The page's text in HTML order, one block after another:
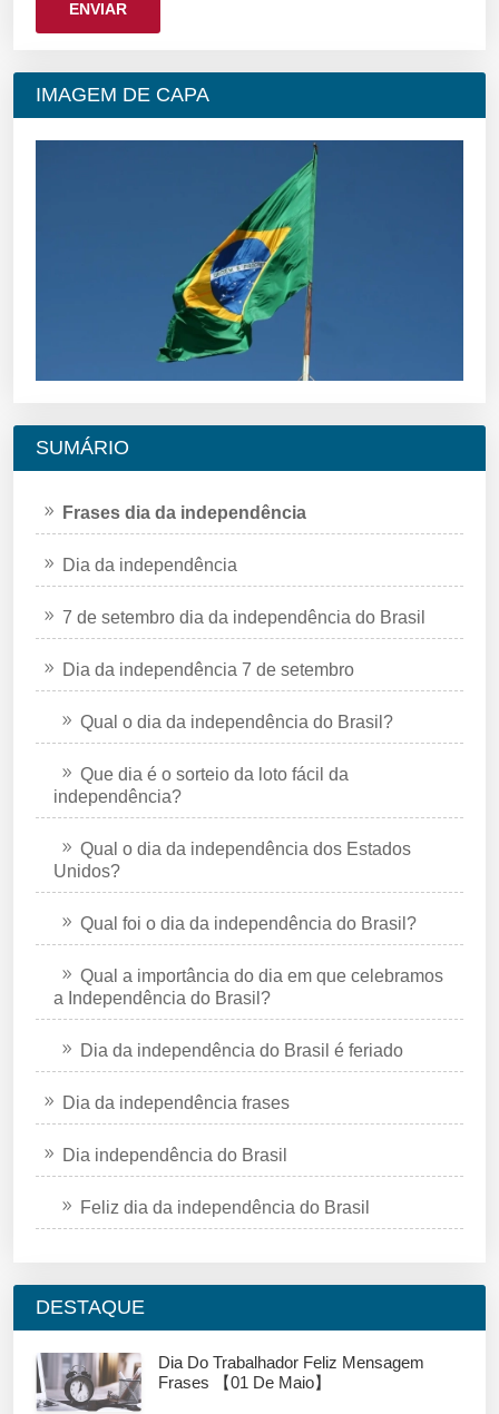
IMAGEM DE CAPA
SUMÁRIO
Frases dia da independência
Dia da independência
7 de setembro dia da independência do Brasil
Dia da independência 7 de setembro
Qual o dia da independência do Brasil?
Que dia é o sorteio da loto fácil da
independência?
Qual o dia da independência dos Estados
Unidos?
Qual foi o dia da independência do Brasil?
Qual a importância do dia em que celebramos
a Independência do Brasil?
Dia da independência do Brasil é feriado
Dia da independência frases
Dia independência do Brasil
Feliz dia da independência do Brasil
DESTAQUE
Dia Do Trabalhador Feliz Mensagem
Frases 【01 De Maio】